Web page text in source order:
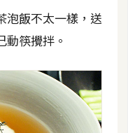
泡飯不太一樣，送
動筷攪拌。